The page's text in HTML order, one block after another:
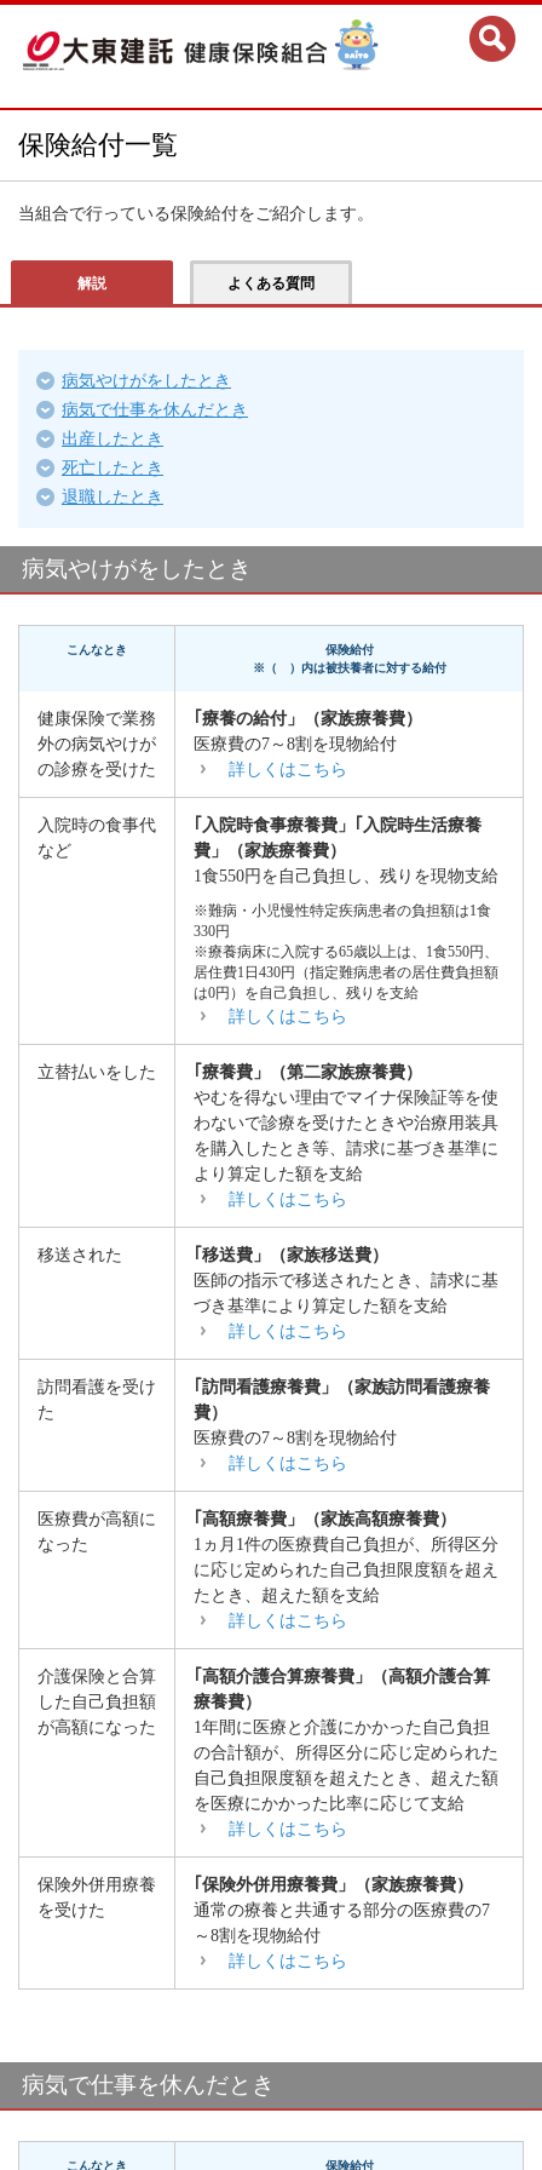
保険給付一覧
当組合で行っている保険給付をご紹介します。
解説 よくある質問
病気やけがをしたとき
病気で仕事を休んだとき
出産したとき
死亡したとき
退職したとき
病気やけがをしたとき
こんなとき
保険給付
※（ ）内は被扶養者に対する給付
健康保険で業務
外の病気やけが
の診療を受けた
｢療養の給付」（家族療養費）
医療費の7～8割を現物給付
詳しくはこちら
入院時の食事代
など
｢入院時食事療養費」｢入院時生活療養
費」（家族療養費）
1食550円を自己負担し、残りを現物支給
※難病・小児慢性特定疾病患者の負担額は1食
330円
※療養病床に入院する65歳以上は、1食550円、
居住費1日430円（指定難病患者の居住費負担額
は0円）を自己負担し、残りを支給
詳しくはこちら
立替払いをした
｢療養費」（第二家族療養費）
やむを得ない理由でマイナ保険証等を使
わないで診療を受けたときや治療用装具
を購入したとき等、請求に基づき基準に
より算定した額を支給
詳しくはこちら
移送された
｢移送費」（家族移送費）
医師の指示で移送されたとき、請求に基
づき基準により算定した額を支給
詳しくはこちら
訪問看護を受け
た
｢訪問看護療養費」（家族訪問看護療養
費）
医療費の7～8割を現物給付
詳しくはこちら
医療費が高額に
なった
｢高額療養費」（家族高額療養費）
1ヵ月1件の医療費自己負担が、所得区分
に応じ定められた自己負担限度額を超え
たとき、超えた額を支給
詳しくはこちら
介護保険と合算
した自己負担額
が高額になった
｢高額介護合算療養費」（高額介護合算
療養費）
1年間に医療と介護にかかった自己負担
の合計額が、所得区分に応じ定められた
自己負担限度額を超えたとき、超えた額
を医療にかかった比率に応じて支給
詳しくはこちら
保険外併用療養
を受けた
｢保険外併用療養費」（家族療養費）
通常の療養と共通する部分の医療費の7
～8割を現物給付
詳しくはこちら
病気で仕事を休んだとき
こんなとき 保険給付